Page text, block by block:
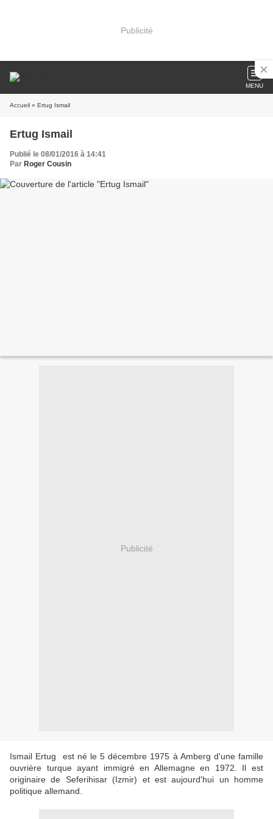
Publicité
MENU
Accueil » Ertug Ismail
Ertug Ismail
Publié le 08/01/2016 à 14:41
Par Roger Cousin
Publicité
Ismail Ertug est né le 5 décembre 1975 à Amberg d'une famille
ouvrière turque ayant immigré en Allemagne en 1972. Il est
originaire de Seferihisar (Izmir) et est aujourd'hui un homme
politique allemand.